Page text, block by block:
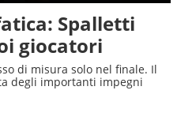
Spalletti
giocatori
di misura solo nel finale. Il
degli importanti impegni